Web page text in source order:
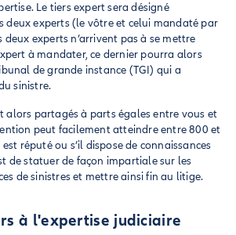
Le tiers expert sera désigné
deux experts (le vôtre et celui mandaté par
deux experts n’arrivent pas à se mettre
à mandater, ce dernier pourra alors
de grande instance (TGI) qui a
sinistre.
alors partagés à parts égales entre vous et
peut facilement atteindre entre 800 et
réputé ou s’il dispose de connaissances
de statuer de façon impartiale sur les
de sinistres et mettre ainsi fin au litige.
à l'expertise judiciaire